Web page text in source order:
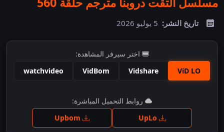
تاريخ النشر: 5 يوليو 2026
اختر سيرفر المشاهدة:
ViD LO
Vidshare
VidBom
watchvideo
اضغط للمشاهدة
روابط التحميل المباشرة: